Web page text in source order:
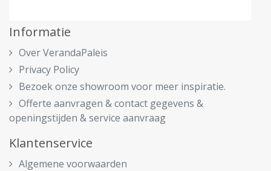
Informatie
Over VerandaPaleis
Privacy Policy
Bezoek onze showroom voor meer inspiratie.
Offerte aanvragen & contact gegevens &
openingstijden & service aanvraag
Klantenservice
Algemene voorwaarden